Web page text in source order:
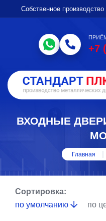
Собственное
+7
ВХОДНЫЕ
Главная
Сортировка:
по умолчанию
по